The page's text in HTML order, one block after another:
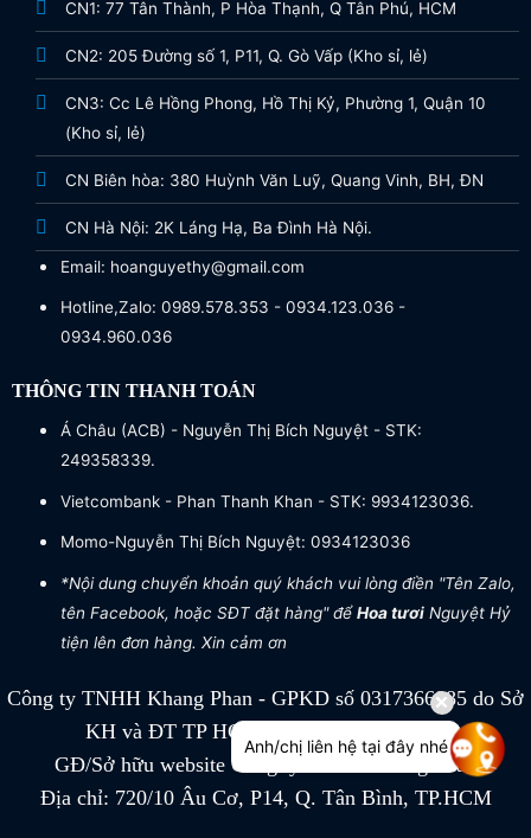
CN1: 77 Tân Thành, P Hòa Thạnh, Q Tân Phú, HCM
CN2: 205 Đường số 1, P11, Q. Gò Vấp (Kho sỉ, lẻ)
CN3: Cc Lê Hồng Phong, Hồ Thị Kỷ, Phường 1, Quận 10
(Kho sỉ, lẻ)
CN Biên hòa: 380 Huỳnh Văn Luỹ, Quang Vinh, BH, ĐN
CN Hà Nội: 2K Láng Hạ, Ba Đình Hà Nội.
Email: hoanguyethy@gmail.com
Hotline,Zalo: 0989.578.353 - 0934.123.036 -
0934.960.036
THÔNG TIN THANH TOÁN
Á Châu (ACB) - Nguyễn Thị Bích Nguyệt - STK:
249358339.
Vietcombank - Phan Thanh Khan - STK: 9934123036.
Momo-Nguyễn Thị Bích Nguyệt: 0934123036
*Nội dung chuyển khoản quý khách vui lòng điền "Tên Zalo,
tên Facebook, hoặc SĐT đặt hàng" đểHoa tươiNguyệt Hỷ
tiện lên đơn hàng. Xin cảm ơn
Công ty TNHH Khang Phan - GPKD số 0317366885 do Sở
KH và ĐT TP HCM cấp ngày 04/07/2022
GĐ/Sở hữu website Công ty TNHH Khang Phan
Địa chỉ: 720/10 Âu Cơ, P14, Q. Tân Bình, TP.HCM
Anh/chị liên hệ tại đây nhé